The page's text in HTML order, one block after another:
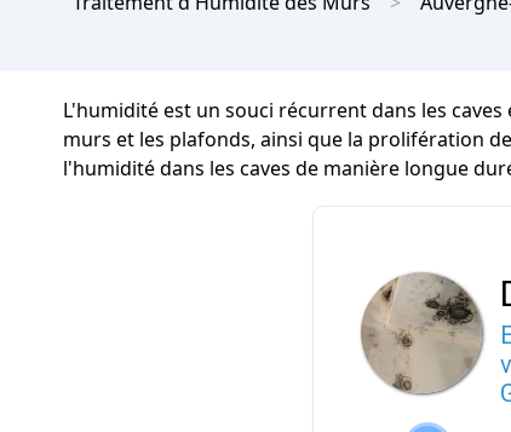
L'humidité est un souci récurrent dans les
murs et les plafonds, ainsi que la prolifération
l'humidité dans les caves de manière longue